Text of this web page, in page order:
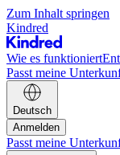
Zum Inhalt springen
Kindred
Wie es funktioniert
Passt meine
Deutsch
Anmelden
Passt meine